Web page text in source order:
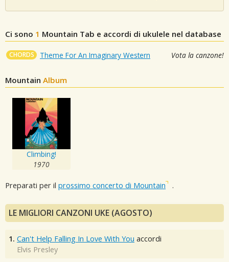
Ci sono 1 Mountain Tab e accordi di ukulele nel database
CHORDS Theme For An Imaginary Western Vota la canzone!
Mountain Album
Climbing!
1970
Preparati per il prossimo concerto di Mountain .
LE MIGLIORI CANZONI UKE (AGOSTO)
1. Can't Help Falling In Love With You accordi
Elvis Presley